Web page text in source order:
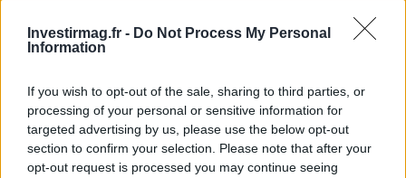
Investirmag.fr - Do Not Process My Personal
Information
If you wish to opt-out of the sale, sharing to third parties, or
processing of your personal or sensitive information for
targeted advertising by us, please use the below opt-out
section to confirm your selection. Please note that after your
opt-out request is processed you may continue seeing
« `
AUTEUR
Staff